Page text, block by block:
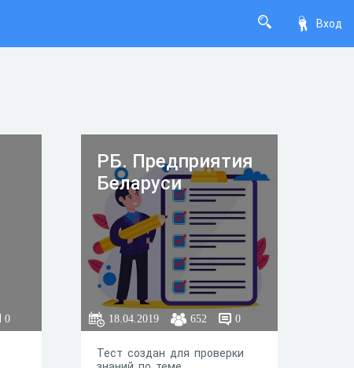
Вход
0
РБ. Предприятия
Беларуси
18.04.2019 652 0
Тест создан для проверки